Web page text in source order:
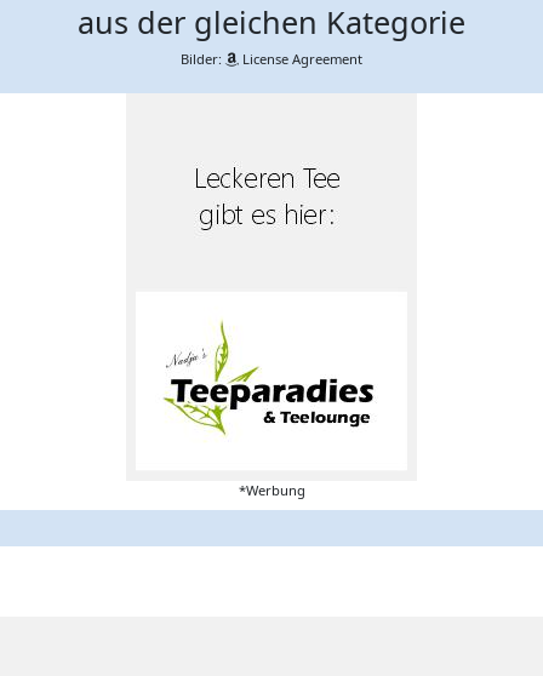
aus der gleichen Kategorie
Bilder: License Agreement
*Werbung